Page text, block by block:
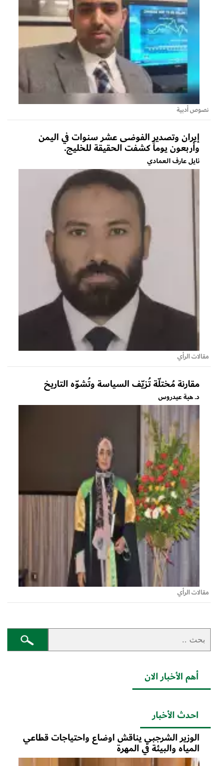
نصوص أدبية
إيران وتصدير الفوضى عشر سنوات في اليمن
وأربعون يوماً كشفت الحقيقة للخليج.
نايل عارف العمادي
مقالات الرأي
مقارنة مُختلّة تُزيّف السياسة وتُشوّه التاريخ
د. هبة عيدروس
مقالات الرأي
أهم الأخبار الان
احدث الأخبار
الوزير الشرجبي يناقش اوضاع واحتياجات قطاعي
المياه والبيئة في المهرة